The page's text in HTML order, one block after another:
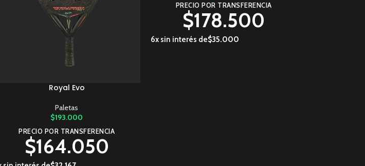
AL CARRITORoyal Evo
Paletas
$193.000
PRECIO POR TRANSFERENCIA
$164.050
PRECIO POR TRANSFERENCIA
$178.500
6x sin interés de$35.000